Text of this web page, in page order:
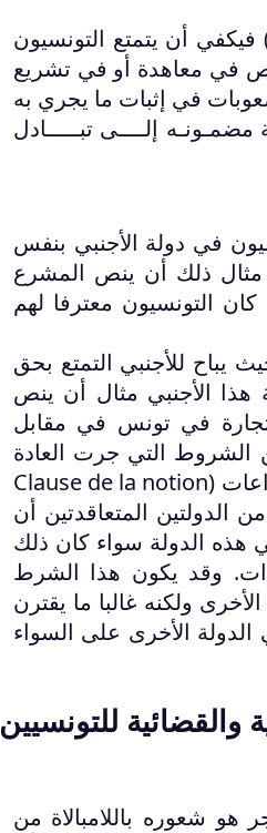
فيكفي أن يتمتع التونسيون
في معاهدة أو في تشريع
في إثبات ما يجري به
إلــــى تبـــــادل
في دولة الأجنبي بنفس
مثال ذلك أن ينص المشرع
التونسيون معترفا لهم
يباح للأجنبي التمتع بحق
الأجنبي مثال أن ينص
في تونس في مقابل
الشروط التي جرت العادة
(
Clause de la notion
المتعاقدتين أن
هذه الدولة سواء كان ذلك
وقد يكون هذا الشرط
ولكنه غالبا ما يقترن
الأخرى على السواء
والقضائية للتونسيين
هو شعوره باللامبالاة من